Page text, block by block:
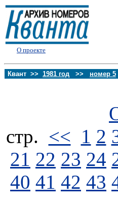
О проекте
Квант >> 1981 год >> номер 5
стp. << 1 2
21 22 23 24
40 41 42 43